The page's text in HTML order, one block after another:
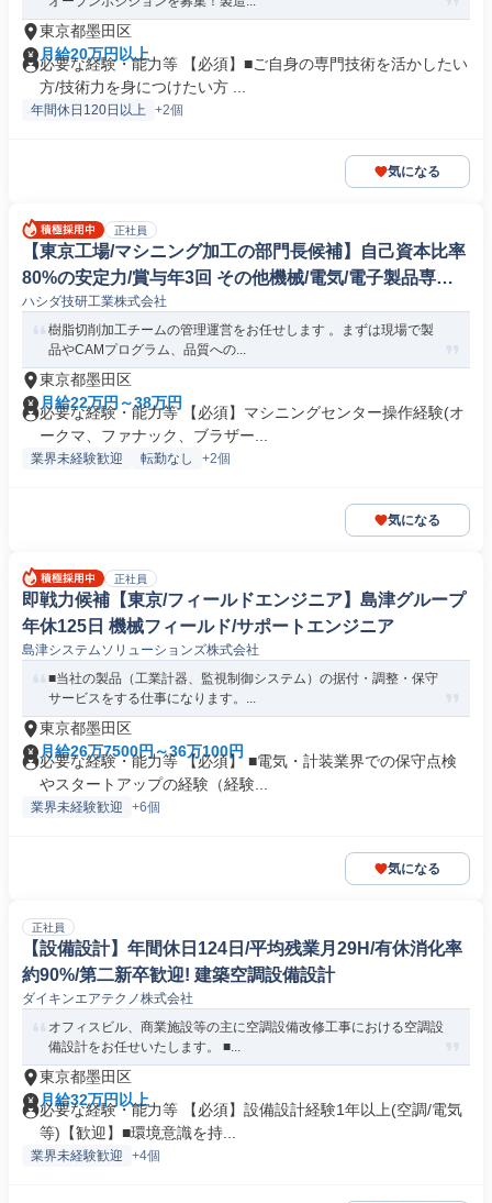
東京都墨田区
月給20万円以上
必要な経験・能力等 【必須】■ご自身の専門技術を活かしたい
方/技術力を身につけたい方 ...
年間休日120日以上 +2個
気になる
正社員
【東京工場/マシニング加工の部門長候補】自己資本比率
80%の安定力/賞与年3回 その他機械/電気/電子製品専門
職
ハシダ技研工業株式会社
樹脂切削加工チームの管理運営をお任せします 。まずは現場で製
品やCAMプログラム、品質への...
東京都墨田区
月給22万円～38万円
必要な経験・能力等 【必須】マシニングセンター操作経験(オ
ークマ、ファナック、ブラザー...
業界未経験歓迎 転勤なし +2個
気になる
正社員
即戦力候補【東京/フィールドエンジニア】島津グループ
年休125日 機械フィールド/サポートエンジニア
島津システムソリューションズ株式会社
■当社の製品（工業計器、監視制御システム）の据付・調整・保守
サービスをする仕事になります。...
東京都墨田区
月給26万7500円～36万100円
必要な経験・能力等 【必須】 ■電気・計装業界での保守点検
やスタートアップの経験（経験...
業界未経験歓迎 +6個
気になる
正社員
【設備設計】年間休日124日/平均残業月29H/有休消化率
約90%/第二新卒歓迎! 建築空調設備設計
ダイキンエアテクノ株式会社
オフィスビル、商業施設等の主に空調設備改修工事における空調設
備設計をお任せいたします。 ■...
東京都墨田区
月給32万円以上
必要な経験・能力等 【必須】設備設計経験1年以上(空調/電気
等)【歓迎】■環境意識を持...
業界未経験歓迎 +4個